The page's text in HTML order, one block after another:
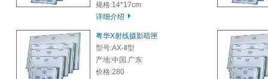
规格:14*17cm
详细介绍
粤华X射线摄影暗匣
型号:AX-Ⅱ型
产地:中国.广东
价格:280